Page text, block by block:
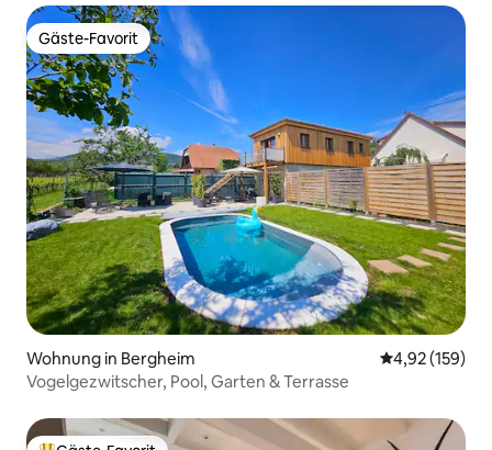
Gäste-Favorit
Gäste-Favorit
Wohnung in Bergheim
4,92 (159)
Vogelgezwitscher, Pool, Garten & Terrasse